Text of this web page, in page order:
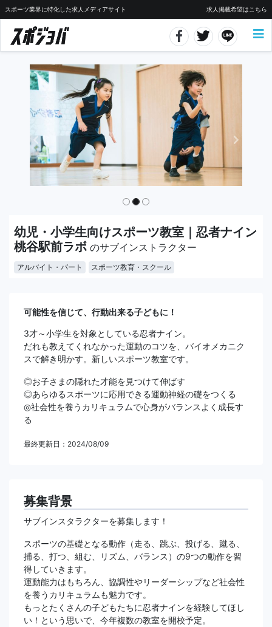
スポーツ業界に特化した求人メディアサイト 求人掲載希望はこちら
幼児・小学生向けスポーツ教室｜忍者ナイン
桃谷駅前ラボ のサブインストラクター
アルバイト・パート スポーツ教育・スクール
可能性を信じて、行動出来る子どもに！
3才～小学生を対象としている忍者ナイン。
だれも教えてくれなかった運動のコツを、バイオメカニク
スで解き明かす。新しいスポーツ教室です。
◎お子さまの隠れた才能を見つけて伸ばす
◎あらゆるスポーツに応用できる運動神経の礎をつくる
◎社会性を養うカリキュラムで心身がバランスよく成長す
る
最終更新日：2024/08/09
募集背景
サブインスタラクターを募集します！
スポーツの基礎となる動作（走る、跳ぶ、投げる、蹴る、
捕る、打つ、組む、リズム、バランス）の9つの動作を習
得していきます。
運動能力はもちろん、協調性やリーダーシップなど社会性
を養うカリキュラムも魅力です。
もっとたくさんの子どもたちに忍者ナインを経験してほし
い！という思いで、今年複数の教室を開校予定。